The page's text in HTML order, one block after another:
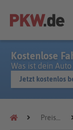
Kostenlose
Was ist dein
Jetzt kostenlos
Preistrends